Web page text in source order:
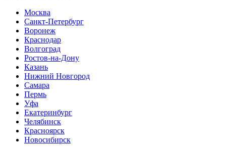
Москва
Санкт-Петербург
Воронеж
Краснодар
Волгоград
Ростов-на-Дону
Казань
Нижний Новгород
Самара
Пермь
Уфа
Екатеринбург
Челябинск
Красноярск
Новосибирск